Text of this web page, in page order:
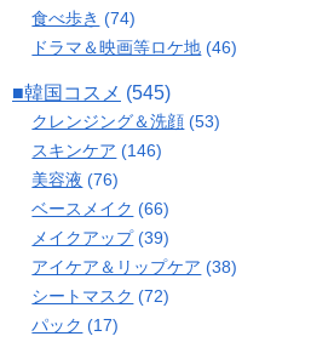
食べ歩き (74)
ドラマ＆映画等ロケ地 (46)
■韓国コスメ (545)
クレンジング＆洗顔 (53)
スキンケア (146)
美容液 (76)
ベースメイク (66)
メイクアップ(39)
アイケア＆リップケア (38)
シートマスク (72)
パック (17)